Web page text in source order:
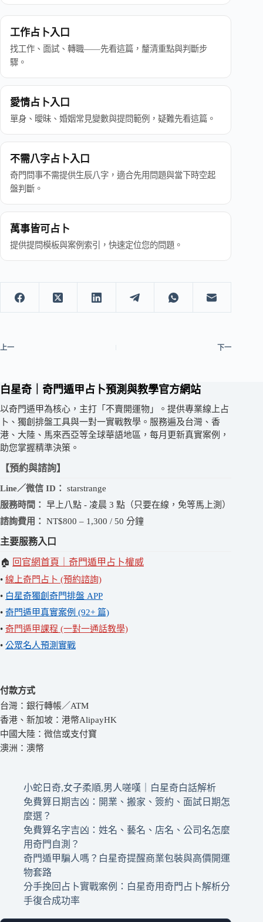
工作占卜入口
找工作、面試、轉職——先看這篇，釐清重點與判斷步
驟。
愛情占卜入口
單身、曖昧、婚姻常見變數與提問範例，疑難先看這篇。
不需八字占卜入口
奇門問事不需提供生辰八字，適合先用問題與當下時空起
盤判斷。
萬事皆可占卜
提供提問模板與案例索引，快速定位您的問題。
上一 下一
白星奇｜奇門遁甲占卜預測與教學官方網站
以奇門遁甲為核心，主打「不賣開運物」。提供專業線上占
卜、獨創排盤工具與一對一實戰教學。服務遍及台灣、香
港、大陸、馬來西亞等全球華語地區，每月更新真實案例，
助您掌握精準決策。
【預約與諮詢】
Line／微信 ID：
starstrange
服務時間：
早上八點 - 凌晨 3 點（只要在線，免等馬上測）
諮詢費用：
NT$800 – 1,300 / 50 分鐘
主要服務入口
🏠 回官網首頁｜奇門遁甲占卜權威
• 線上奇門占卜 (預約諮詢)
• 白星奇獨創奇門排盤 APP
• 奇門遁甲真實案例 (92+ 篇)
• 奇門遁甲課程 (一對一通話教學)
• 公眾名人預測實戰
付款方式
台灣：銀行轉帳／ATM
香港、新加坡：港幣AlipayHK
中國大陸：微信或支付寶
澳洲：澳幣
小蛇日奇,女子柔順,男人嗟嘆｜白星奇白話解析
免費算日期吉凶：開業、搬家、簽約、面試日期怎
麼選？
免費算名字吉凶：姓名、藝名、店名、公司名怎麼
用奇門自測？
奇門遁甲騙人嗎？白星奇提醒商業包裝與高價開運
物套路
分手挽回占卜實戰案例：白星奇用奇門占卜解析分
手復合成功率